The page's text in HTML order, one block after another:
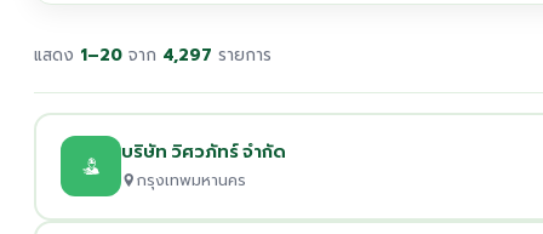
แสดง 1–20 จาก 4,297 รายการ
บริษัท วิศวภัทร์ จำกัด
กรุงเทพมหานคร